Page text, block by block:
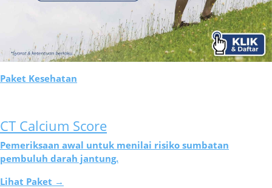
Paket Kesehatan
CT Calcium Score
Pemeriksaan awal untuk menilai risiko sumbatan
pembuluh darah jantung.
Lihat Paket →